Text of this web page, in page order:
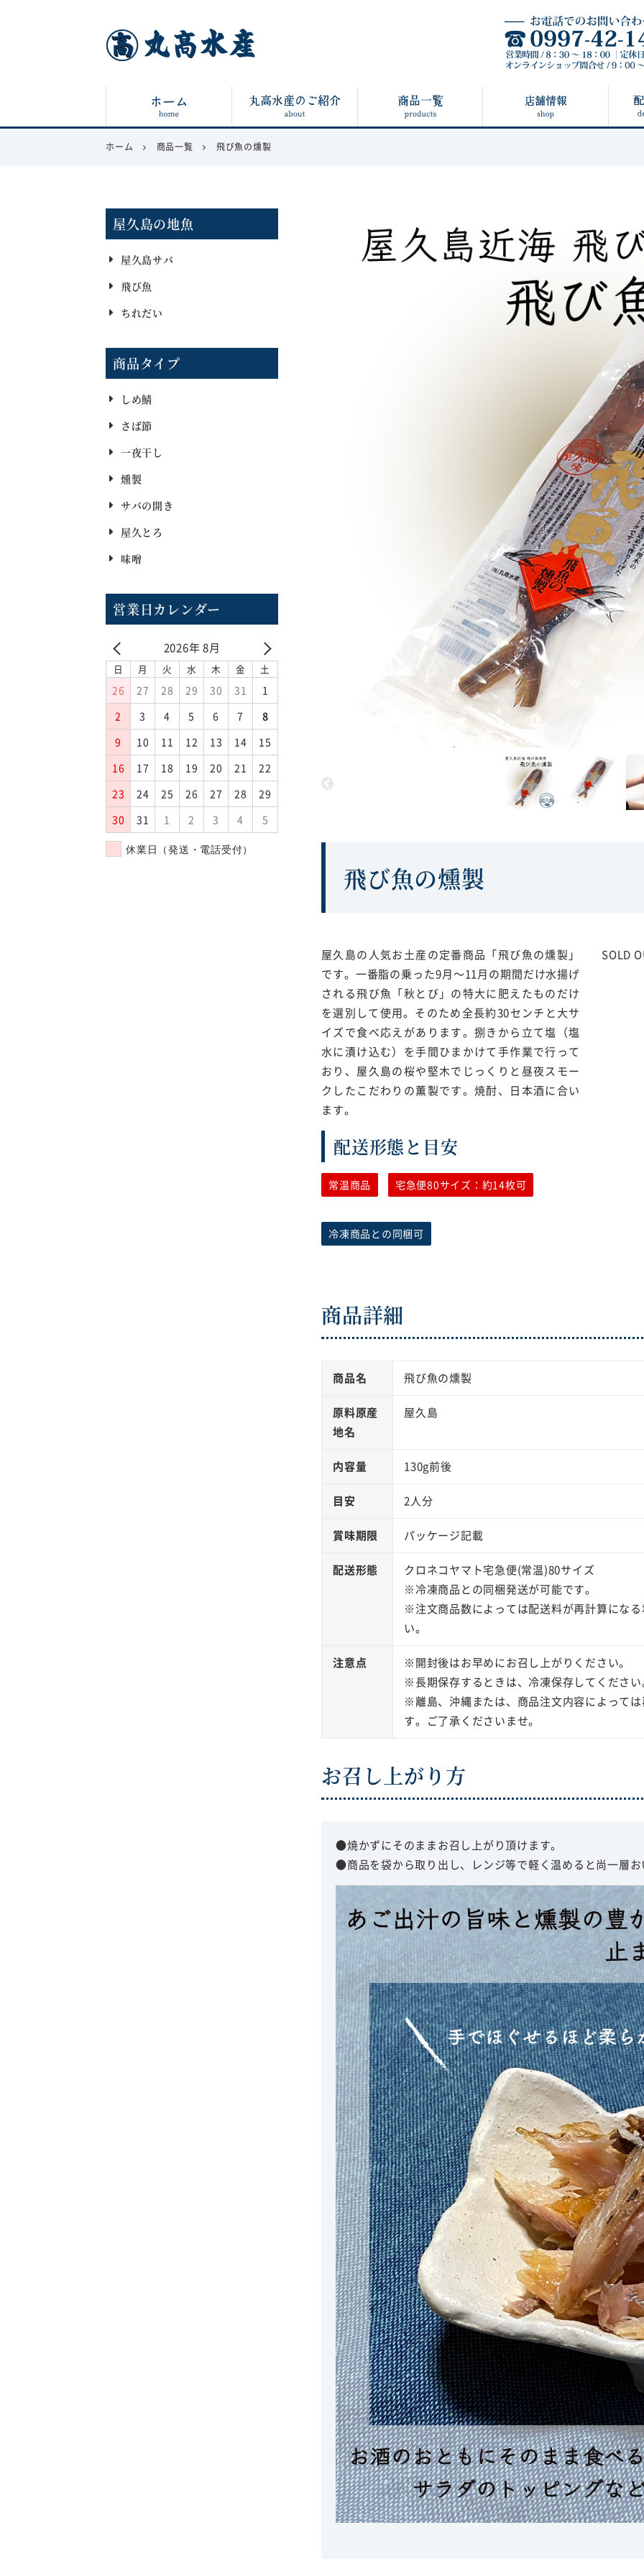
ホーム 商品一覧 飛び魚の燻製
飛び魚の燻製
屋久島の人気お土産の定番商品「飛び魚の燻製」
です。一番脂の乗った9月〜11月の期間だけ水揚げ
される飛び魚「秋とび」の特大に肥えたものだけ
を選別して使用。そのため全長約30センチと大サ
イズで食べ応えがあります。捌きから立て塩（塩
水に漬け込む）を手間ひまかけて手作業で行って
おり、屋久島の桜や堅木でじっくりと昼夜スモー
クしたこだわりの薫製です。焼酎、日本酒に合い
ます。
配送形態と目安
常温商品 宅急便80サイズ：約14枚可
冷凍商品との同梱可
SOLD
商品詳細
商品名 飛び魚の燻製
原料原産
地名
屋久島
内容量 130g前後
目安 2人分
賞味期限 パッケージ記載
配送形態
クロネコヤマト宅急便(常温)80サイズ
※冷凍商品との同梱発送が可能です。
※注文商品数によっては配送料が再計算にな
い。
注意点
※開封後はお早めにお召し上がりください。
※長期保存するときは、冷凍保存してくださ
※離島、沖縄または、商品注文内容によって
す。ご了承くださいませ。
お召し上がり方
●焼かずにそのままお召し上がり頂けます。
●商品を袋から取り出し、レンジ等で軽く温めると尚一層
屋久島の地魚
屋久島サバ
飛び魚
ちれだい
商品タイプ
しめ鯖
さば節
一夜干し
燻製
サバの開き
屋久とろ
味噌
営業日カレンダー
2026年 8月
日 月 火 水 木 金 土
26 27 28 29 30 31
1
2
3 4 5 6 7
8
9
10 11 12 13 14
15
16
17 18 19 20 21
22
23
24 25 26 27 28
29
30
31 1 2 3 4 5
休業日（発送・電話受付）